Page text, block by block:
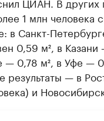
1 млн человека
в Санкт-
0,59 м², в Казани
— 0,78 м², в Уфе —
результаты — в
и